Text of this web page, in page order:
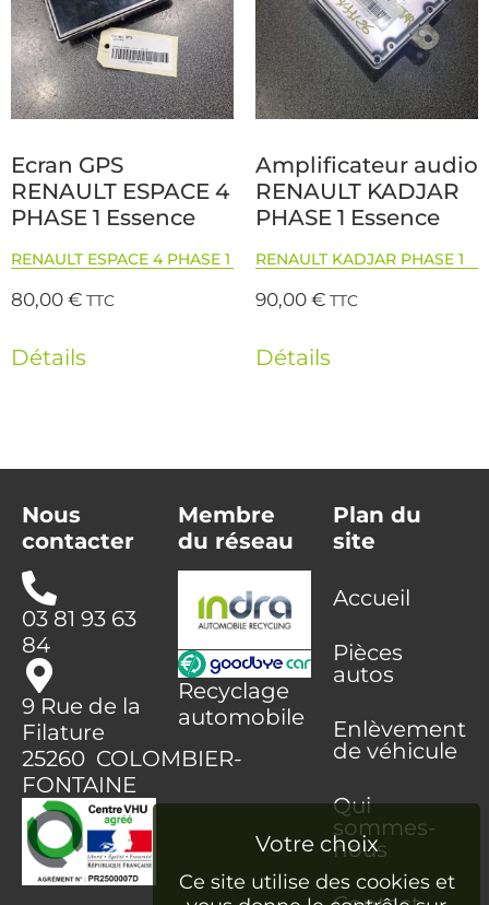
Ecran GPS
RENAULT ESPACE 4
PHASE 1 Essence
RENAULT ESPACE 4 PHASE 1
80,00€ TTC
Détails
Amplificateur audio
RENAULT KADJAR
PHASE 1 Essence
RENAULT KADJAR PHASE 1
90,00€ TTC
Détails
Nous
contacter
03 81 93 63
84
9 Rue de la
Filature
25260 COLOMBIER-
FONTAINE
Membre
du réseau
Recyclage
automobile
Plan du
site
Accueil
Pièces
autos
Enlèvement
de véhicule
Qui
sommes-
nous
Ce site utilise des cookies et